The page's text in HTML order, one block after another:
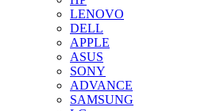
LENOVO
DELL
APPLE
ASUS
SONY
ADVANCE
SAMSUNG